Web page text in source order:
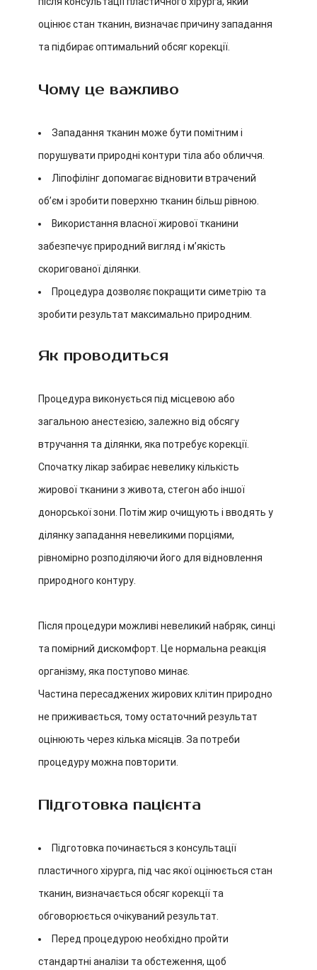
оцінює стан тканин, визначає причину западання
та підбирає оптимальний обсяг корекції.
Чому це важливо
Западання тканин може бути помітним і
порушувати природні контури тіла або обличчя.
Ліпофілінг допомагає відновити втрачений
об’єм і зробити поверхню тканин більш рівною.
Використання власної жирової тканини
забезпечує природний вигляд і м’якість
скоригованої ділянки.
Процедура дозволяє покращити симетрію та
зробити результат максимально природним.
Як проводиться
Процедура виконується під місцевою або
загальною анестезією, залежно від обсягу
втручання та ділянки, яка потребує корекції.
Спочатку лікар забирає невелику кількість
жирової тканини з живота, стегон або іншої
донорської зони. Потім жир очищують і вводять у
ділянку западання невеликими порціями,
рівномірно розподіляючи його для відновлення
природного контуру.
Після процедури можливі невеликий набряк, синці
та помірний дискомфорт. Це нормальна реакція
організму, яка поступово минає.
Частина пересаджених жирових клітин природно
не приживається, тому остаточний результат
оцінюють через кілька місяців. За потреби
процедуру можна повторити.
Підготовка пацієнта
Підготовка починається з консультації
пластичного хірурга, під час якої оцінюється стан
тканин, визначається обсяг корекції та
обговорюється очікуваний результат.
Перед процедурою необхідно пройти
стандартні аналізи та обстеження, щоб